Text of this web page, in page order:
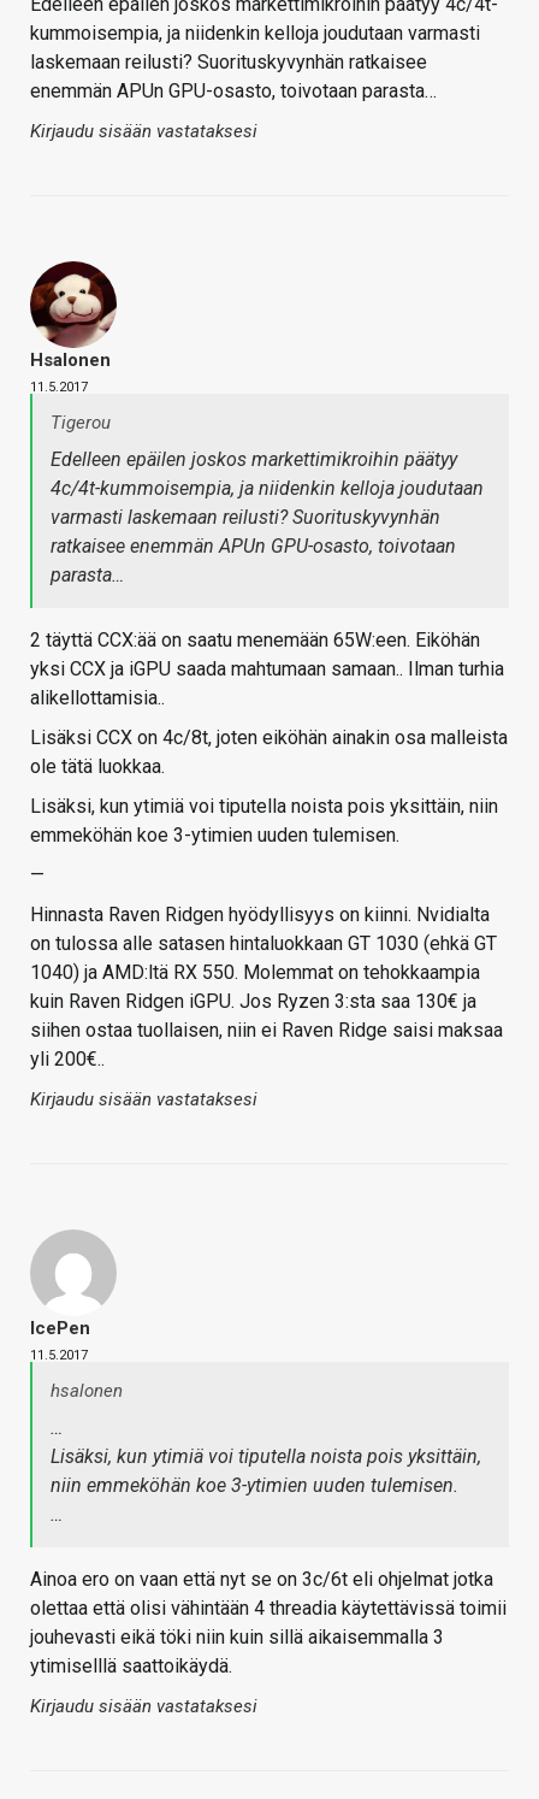
kummoisempia, ja niidenkin kelloja joudutaan varmasti
laskemaan reilusti? Suorituskyvynhän ratkaisee
enemmän APUn GPU-osasto, toivotaan parasta…
Kirjaudu sisään vastataksesi
Hsalonen
11.5.2017
Tigerou
Edelleen epäilen joskos markettimikroihin päätyy
4c/4t-kummoisempia, ja niidenkin kelloja joudutaan
varmasti laskemaan reilusti? Suorituskyvynhän
ratkaisee enemmän APUn GPU-osasto, toivotaan
parasta…
2 täyttä CCX:ää on saatu menemään 65W:een. Eiköhän
yksi CCX ja iGPU saada mahtumaan samaan.. Ilman turhia
alikellottamisia..
Lisäksi CCX on 4c/8t, joten eiköhän ainakin osa malleista
ole tätä luokkaa.
Lisäksi, kun ytimiä voi tiputella noista pois yksittäin, niin
emmeköhän koe 3-ytimien uuden tulemisen.
—
Hinnasta Raven Ridgen hyödyllisyys on kiinni. Nvidialta
on tulossa alle satasen hintaluokkaan GT 1030 (ehkä GT
1040) ja AMD:ltä RX 550. Molemmat on tehokkaampia
kuin Raven Ridgen iGPU. Jos Ryzen 3:sta saa 130€ ja
siihen ostaa tuollaisen, niin ei Raven Ridge saisi maksaa
yli 200€..
Kirjaudu sisään vastataksesi
IcePen
11.5.2017
hsalonen
…
Lisäksi, kun ytimiä voi tiputella noista pois yksittäin,
niin emmeköhän koe 3-ytimien uuden tulemisen.
…
Ainoa ero on vaan että nyt se on 3c/6t eli ohjelmat jotka
olettaa että olisi vähintään 4 threadia käytettävissä toimii
jouhevasti eikä töki niin kuin sillä aikaisemmalla 3
ytimiselllä saattoikäydä.
Kirjaudu sisään vastataksesi